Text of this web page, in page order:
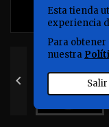

Esta tienda
experiencia
Para
nuestra
Salir